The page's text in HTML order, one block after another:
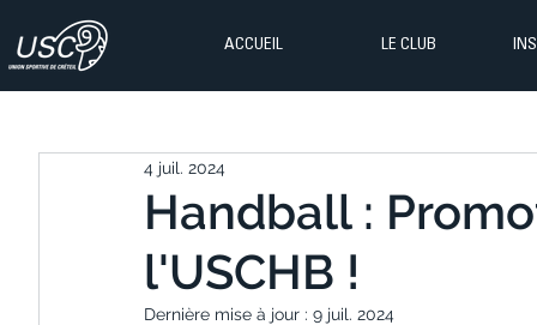
ACCUEIL LE CLUB
Handball :
l'USCHB !
4 juil. 2024
Dernière mise à jour : 9 juil. 2024